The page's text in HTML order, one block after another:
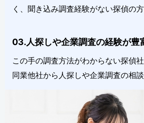
く、聞き込み調査経験がない探偵の方
03.人探しや企業調査の経験が豊
この手の調査方法がわからない探偵社
同業他社から人探しや企業調査の相談